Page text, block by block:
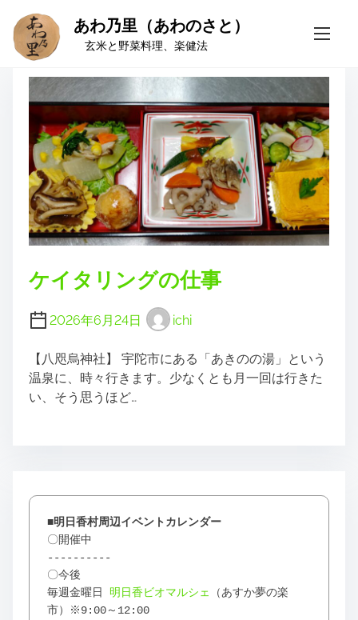
あわ乃里（あわのさと）
玄米と野菜料理、楽健法
タグ: 八咫烏
ケイタリングの仕事
2026年6月24日 ichi
【八咫烏神社】 宇陀市にある「あきのの湯」という
温泉に、時々行きます。少なくとも月一回は行きた
い、そう思うほど…
■明日香村周辺イベントカレンダー
〇開催中
----------
〇今後
毎週金曜日 明日香ビオマルシェ
（あすか夢の楽
市）※9:00～12:00